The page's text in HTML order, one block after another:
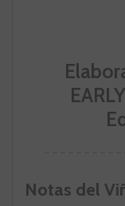
Notas del